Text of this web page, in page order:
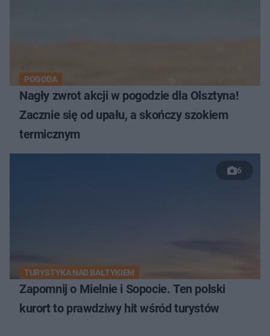
POGODA
Nagły zwrot akcji w pogodzie dla Olsztyna!
Zacznie się od upału, a skończy szokiem
termicznym
6
TURYSTYKA NAD BAŁTYKIEM
Zapomnij o Mielnie i Sopocie. Ten polski
kurort to prawdziwy hit wśród turystów